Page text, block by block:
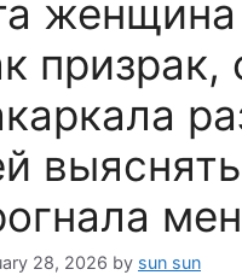
женщина
28, 2026 by sun sun